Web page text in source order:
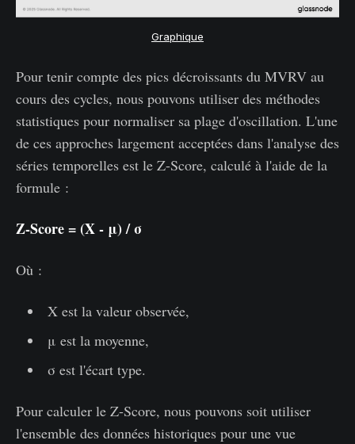
Graphique
Pour tenir compte des pics décroissants du MVRV au
cours des cycles, nous pouvons utiliser des méthodes
statistiques pour normaliser sa plage d'oscillation. L'une
de ces approches largement acceptées dans l'analyse des
séries temporelles est le Z-Score, calculé à l'aide de la
formule :
Z-Score = (X - μ) / σ
Où :
X est la valeur observée,
μ est la moyenne,
σ est l'écart type.
Pour calculer le Z-Score, nous pouvons soit utiliser
l'ensemble des données historiques pour une vue